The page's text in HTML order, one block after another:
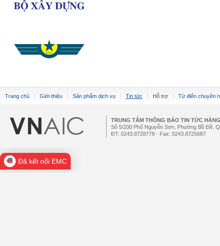
Trang chủ Giới thiệu Sản phẩm dịch vụ Tin tức Hỗ trợ Từ điển chuyên
TRUNG TÂM THÔNG BÁO TIN TỨC
Số 5/200 Phố Nguyễn Sơn, Phường Bồ Đề,
ĐT: 0243.8728778 - Fax: 0243.8725687
Đã kết nối EMC